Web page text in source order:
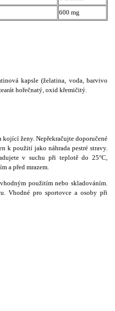
600 mg
kapsle (želatina, voda, barvivo
hořečnatý, oxid křemičitý.
ženy. Nepřekračujte doporučené
k použití jako náhrada pestré stravy.
v suchu při teplotě do 25°C,
a před mrazem.
použitím nebo skladováním.
Vhodné pro sportovce a osoby při